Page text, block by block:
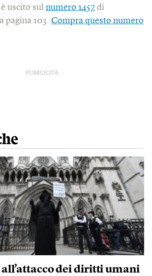
uscito sul numero 1457 di
pagina 103. Compra questo numero
PUBBLICITÀ
dei diritti umani